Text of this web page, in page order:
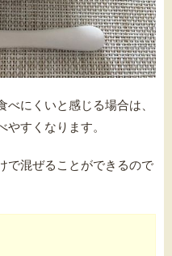
にくいと感じる場合は、
すくなります。
で混ぜることができるので